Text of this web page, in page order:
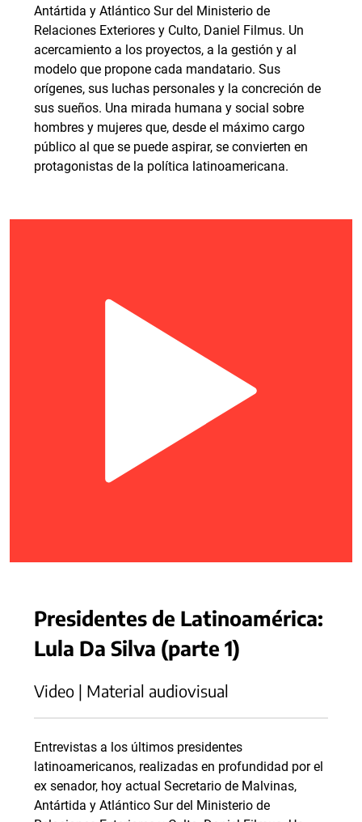
Antártida y Atlántico Sur del Ministerio de
Relaciones Exteriores y Culto, Daniel Filmus. Un
acercamiento a los proyectos, a la gestión y al
modelo que propone cada mandatario. Sus
orígenes, sus luchas personales y la concreción de
sus sueños. Una mirada humana y social sobre
hombres y mujeres que, desde el máximo cargo
público al que se puede aspirar, se convierten en
protagonistas de la política latinoamericana.
Presidentes de Latinoamérica:
Lula Da Silva (parte 1)
Video | Material audiovisual
Entrevistas a los últimos presidentes
latinoamericanos, realizadas en profundidad por el
ex senador, hoy actual Secretario de Malvinas,
Antártida y Atlántico Sur del Ministerio de